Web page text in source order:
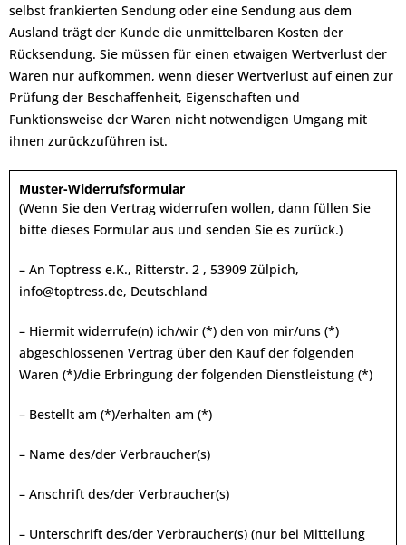
selbst frankierten Sendung oder eine Sendung aus dem
Ausland trägt der Kunde die unmittelbaren Kosten der
Rücksendung. Sie müssen für einen etwaigen Wertverlust der
Waren nur aufkommen, wenn dieser Wertverlust auf einen zur
Prüfung der Beschaffenheit, Eigenschaften und
Funktionsweise der Waren nicht notwendigen Umgang mit
ihnen zurückzuführen ist.
Muster-Widerrufsformular
(Wenn Sie den Vertrag widerrufen wollen, dann füllen Sie
bitte dieses Formular aus und senden Sie es zurück.)
– An Toptress e.K., Ritterstr. 2 , 53909 Zülpich,
info@toptress.de, Deutschland
– Hiermit widerrufe(n) ich/wir (*) den von mir/uns (*)
abgeschlossenen Vertrag über den Kauf der folgenden
Waren (*)/die Erbringung der folgenden Dienstleistung (*)
– Bestellt am (*)/erhalten am (*)
– Name des/der Verbraucher(s)
– Anschrift des/der Verbraucher(s)
– Unterschrift des/der Verbraucher(s) (nur bei Mitteilung